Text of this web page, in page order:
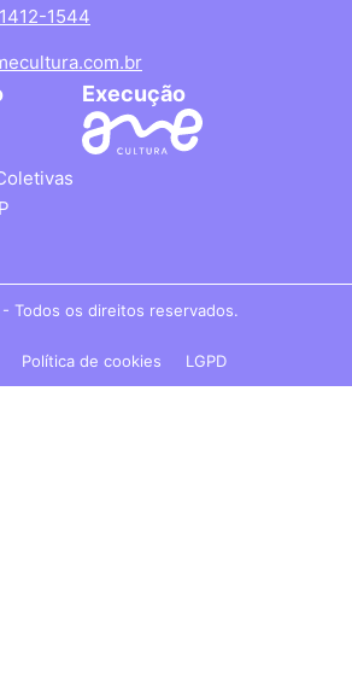
1544
Execução
Todos os direitos reservados.
Política de cookies LGPD